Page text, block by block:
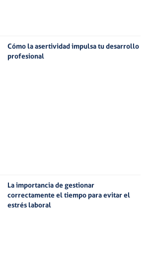
Cómo la asertividad impulsa tu desarrollo
profesional
La importancia de gestionar
correctamente el tiempo para evitar el
estrés laboral